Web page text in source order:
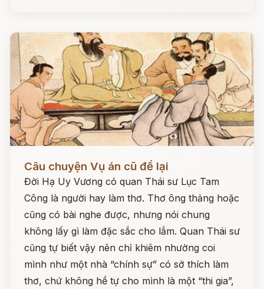
Câu chuyện Vụ án cũ để lại
Đời Hạ Uy Vương có quan Thái sư Lục Tam
Công là người hay làm thơ. Thơ ông thảng hoặc
cũng có bài nghe được, nhưng nói chung
không lấy gì làm đặc sắc cho lắm. Quan Thái sư
cũng tự biết vậy nên chỉ khiêm nhường coi
mình như một nhà “chính sự” có sở thích làm
thơ, chứ không hề tự cho mình là một “thi gia”,